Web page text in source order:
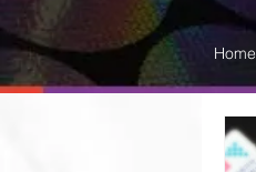
Home